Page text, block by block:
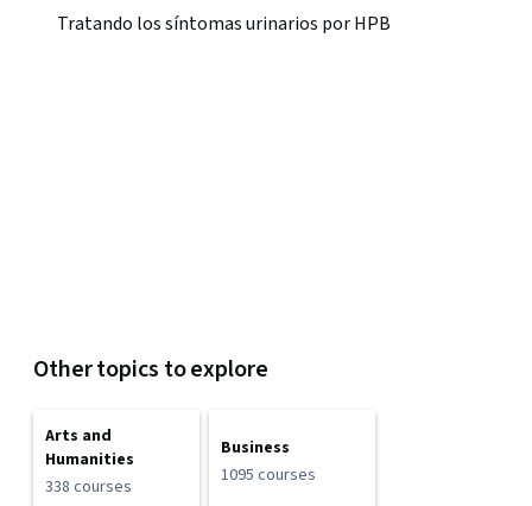
Tratando los síntomas urinarios por HPB
Other topics to explore
Arts and
Humanities
338 courses
Business
1095 courses